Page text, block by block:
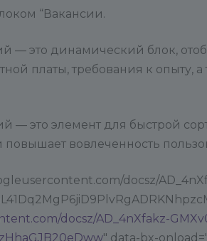
“Вакансии.
— это динамический блок,
платы, требования к
— это элемент для быстрой
вовлеченность
docsz/
docsz/AD_4nXfakz-
" data-bx-